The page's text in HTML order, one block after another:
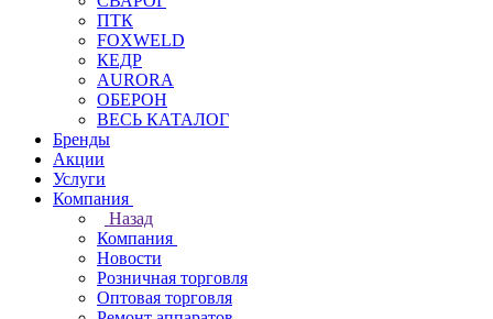
ПТК
FOXWELD
КЕДР
AURORA
ОБЕРОН
ВЕСЬ КАТАЛОГ
Бренды
Акции
Услуги
Компания
Назад
Компания
Новости
Розничная торговля
Оптовая торговля